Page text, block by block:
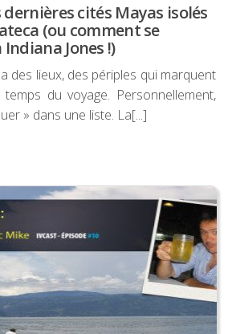
cités Mayas isolés
(ou comment se
Jones !)
a des lieux, des périples qui marquent
du voyage. Personnellement,
» dans une liste. La[...]